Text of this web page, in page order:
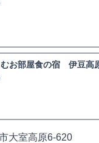
むお部屋食の宿 伊豆
大室高原6-620